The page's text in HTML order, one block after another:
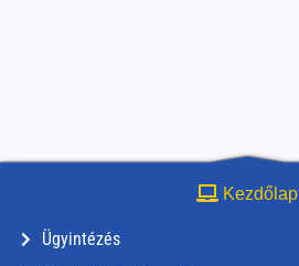
Kezdőlap
Ügyintézés